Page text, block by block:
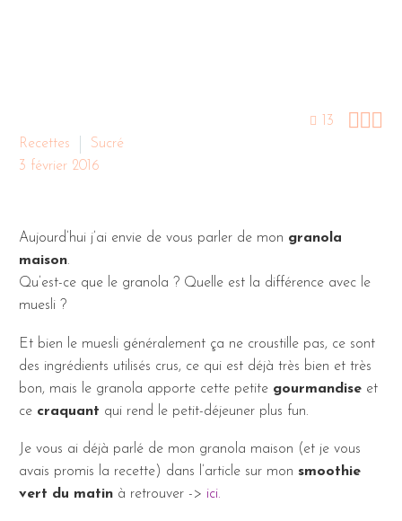
13 
Recettes
Sucré
3 février 2016
Aujourd’hui j’ai envie de vous parler de mon granola
maison.
Qu’est-ce que le granola ? Quelle est la différence avec le
muesli ?
Et bien le muesli généralement ça ne croustille pas, ce sont
des ingrédients utilisés crus, ce qui est déjà très bien et très
bon, mais le granola apporte cette petite gourmandise et
ce craquant qui rend le petit-déjeuner plus fun.
Je vous ai déjà parlé de mon granola maison (et je vous
avais promis la recette) dans l’article sur mon smoothie
vert du matin à retrouver -> ici.